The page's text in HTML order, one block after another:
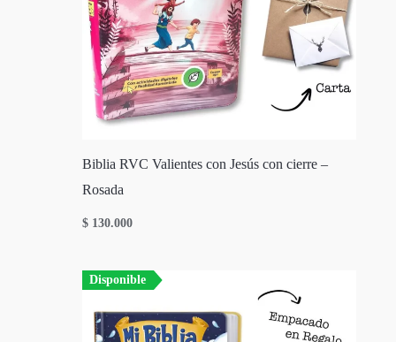
Biblia RVC Valientes con Jesús con cierre –
Rosada
$ 130.000
Disponible